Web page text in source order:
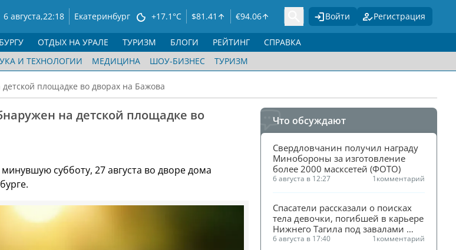
6 августа,22:18 Екатеринбург +17.1°C $81.41 €94.06 Войти Регистрация
И ТЕХНОЛОГИИ МЕДИЦИНА ШОУ-БИЗНЕС ТУРИЗМ
ОТДЫХ НА УРАЛЕ ТУРИЗМ БЛОГИ РЕЙТИНГ СПРАВКА
площадке во дворах на Бажова
на детской площадке во
субботу, 27 августа во дворе дома
Что обсуждают
Свердловчанин получил награду
Минобороны за изготовление
более 2000 масксетей (ФОТО)
6 августа в 12:27 1комментарий
Спасатели рассказали о поисках
тела девочки, погибшей в карьере
Нижнего Тагила под завалами
песка
6 августа в 17:40 1комментарий